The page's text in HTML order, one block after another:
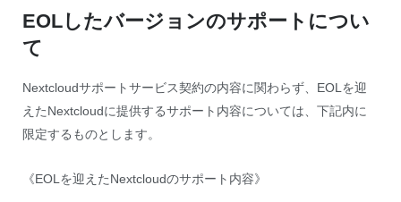
EOLしたバージョンのサポートについ
て
Nextcloudサポートサービス契約の内容に関わらず、EOLを迎
えたNextcloudに提供するサポート内容については、下記内に
限定するものとします。
《EOLを迎えたNextcloudのサポート内容》